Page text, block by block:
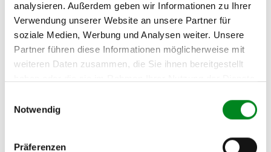
analysieren. Außerdem geben wir Informationen zu Ihrer
Verwendung unserer Website an unsere Partner für
soziale Medien, Werbung und Analysen weiter. Unsere
Partner führen diese Informationen möglicherweise mit
weiteren Daten zusammen, die Sie ihnen bereitgestellt
Notwendig
Präferenzen
Telefon:
02541/8483601
Lenkgetriebe und Servopumpen